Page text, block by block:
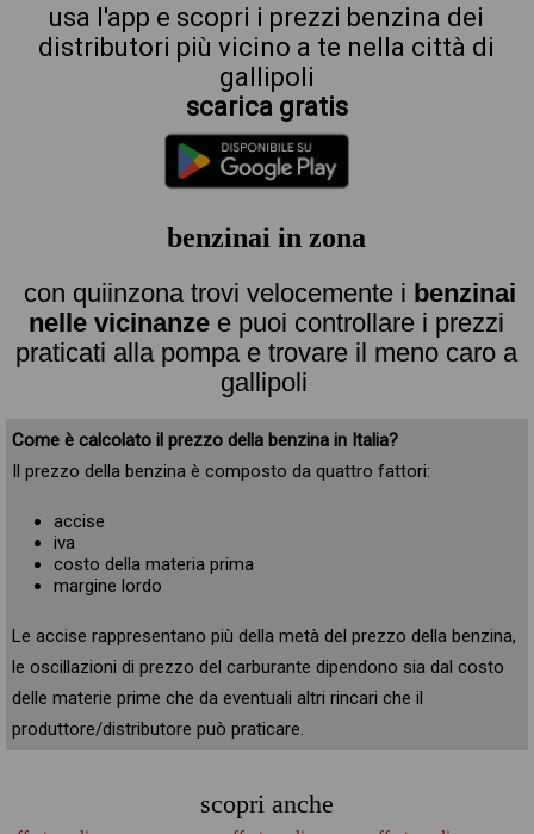
usa l'app e scopri i prezzi benzina dei
distributori più vicino a te nella città di
gallipoli
scarica gratis
benzinai in zona
con quiinzona trovi velocemente i benzinai
nelle vicinanze e puoi controllare i prezzi
praticati alla pompa e trovare il meno caro a
gallipoli
Come è calcolato il prezzo della benzina in Italia?
Il prezzo della benzina è composto da quattro fattori:
accise
iva
costo della materia prima
margine lordo
Le accise rappresentano più della metà del prezzo della benzina,
le oscillazioni di prezzo del carburante dipendono sia dal costo
delle materie prime che da eventuali altri rincari che il
produttore/distributore può praticare.
scopri anche